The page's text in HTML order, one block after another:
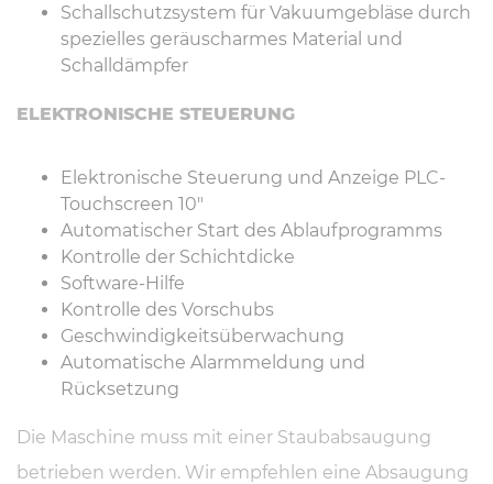
Schallschutzsystem für Vakuumgebläse durch
spezielles geräuscharmes Material und
Schalldämpfer
ELEKTRONISCHE STEUERUNG
Elektronische Steuerung und Anzeige PLC-
Touchscreen 10"
Automatischer Start des Ablaufprogramms
Kontrolle der Schichtdicke
Software-Hilfe
Kontrolle des Vorschubs
Geschwindigkeitsüberwachung
Automatische Alarmmeldung und
Rücksetzung
Die Maschine muss mit einer Staubabsaugung
betrieben werden. Wir empfehlen eine Absaugung